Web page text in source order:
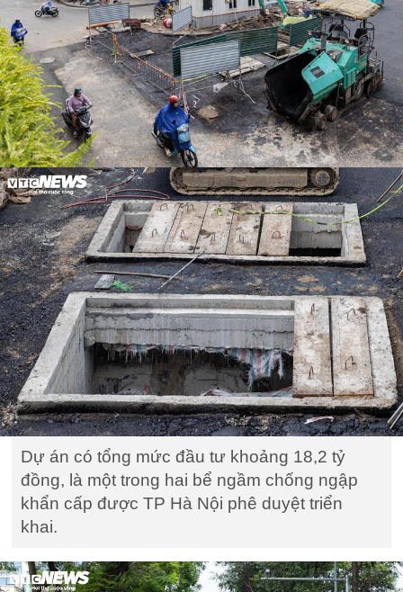
Dự án có tổng mức đầu tư khoảng 18,2 tỷ
đồng, là một trong hai bể ngầm chống ngập
khẩn cấp được TP Hà Nội phê duyệt triển
khai.